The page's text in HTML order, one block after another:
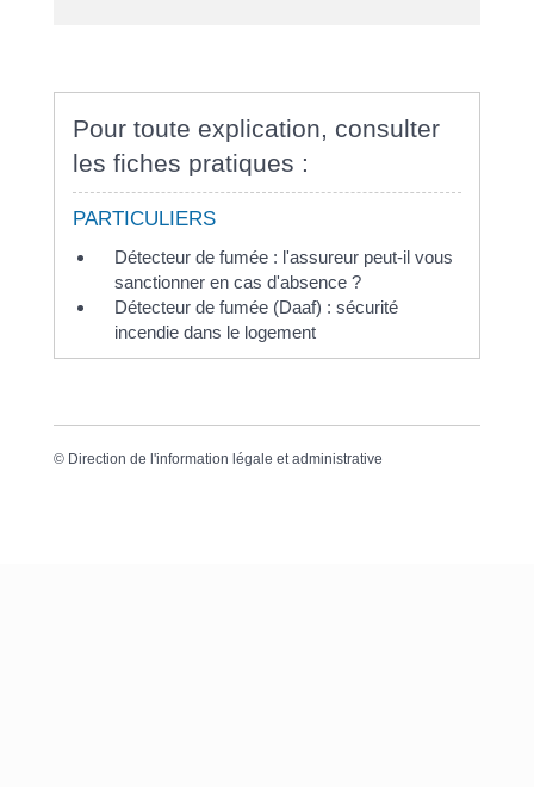
Pour toute explication, consulter
les fiches pratiques :
PARTICULIERS
Détecteur de fumée : l'assureur peut-il vous
sanctionner en cas d'absence ?
Détecteur de fumée (Daaf) : sécurité
incendie dans le logement
© Direction de l'information légale et administrative